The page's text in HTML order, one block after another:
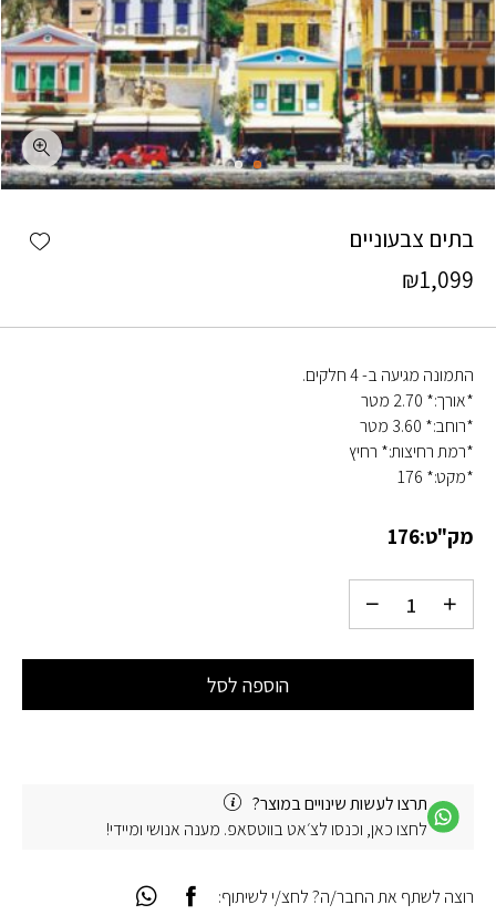
בתים צבעוניים
₪1,099
התמונה מגיעה ב- 4 חלקים.
*אורך:* 2.70 מטר
*רוחב:* 3.60 מטר
*רמת רחיצות:* רחיץ
*מקט:* 176
מק"ט:176
הוספה לסל
תרצו לעשות שינויים במוצר?
לחצו כאן, וכנסו לצ׳אט בווטסאפ. מענה אנושי ומיידי!
רוצה לשתף את החבר/ה? לחצ/י לשיתוף: